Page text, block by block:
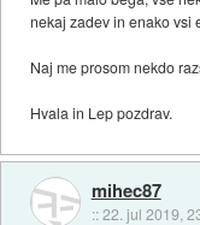
nekaj zadev in enako vsi
Naj me prosom nekdo
Hvala in Lep pozdrav.
mihec87
::22. jul 2019,